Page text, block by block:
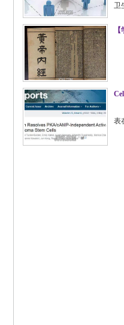
也犯难！
卫
表